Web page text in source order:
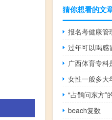
猜你想看的文
报名考健康管
过年可以喝感
广西体育专科
女性一般多大
“占鹊问东方”
beach复数